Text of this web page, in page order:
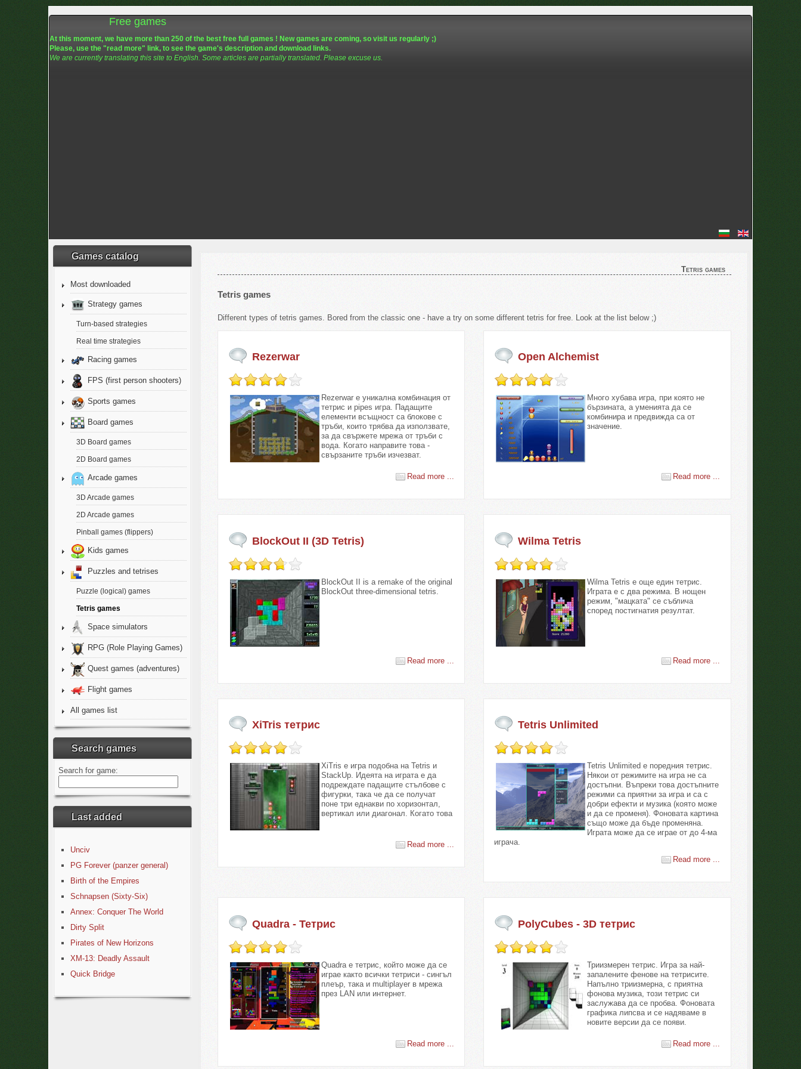
Free games
At this moment, we have more than 250 of the best free full games ! New games are coming, so visit us regularly ;)
Please, use the "read more" link, to see the game's description and download links.
We are currently translating this site to English. Some articles are partially translated. Please excuse us.
Games catalog
Most downloaded
Strategy games
Turn-based strategies
Real time strategies
Racing games
FPS (first person shooters)
Sports games
Board games
3D Board games
2D Board games
Arcade games
3D Arcade games
2D Arcade games
Pinball games (flippers)
Kids games
Puzzles and tetrises
Puzzle (logical) games
Tetris games
Space simulators
RPG (Role Playing Games)
Quest games (adventures)
Flight games
All games list
Search games
Search for game:
Last added
Unciv
PG Forever (panzer general)
Birth of the Empires
Schnapsen (Sixty-Six)
Annex: Conquer The World
Dirty Split
Pirates of New Horizons
XM-13: Deadly Assault
Quick Bridge
Tetris games
Tetris games
Different types of tetris games. Bored from the classic one - have a try on some different tetris for free. Look at the list below ;)
Rezerwar
Rezerwar е уникална комбинация от
тетрис и pipеs игра. Падащите
елементи всъщност са блокове с
тръби, които трябва да използвате,
за да свържете мрежа от тръби с
вода. Когато направите това -
свързаните тръби изчезват.
Read more ...
Open Alchemist
Много хубава игра, при която не
бързината, а уменията да се
комбинира и предвижда са от
значение.
Read more ...
BlockOut II (3D Tetris)
BlockOut II is a remake of the original
BlockOut three-dimensional tetris.
Read more ...
Wilma Tetris
Wilma Tetris е още един тетрис.
Играта е с два режима. В нощен
режим, "мацката" се съблича
според постигнатия резултат.
Read more ...
XiTris тетрис
XiTris е игра подобна на Tetris и
StackUp. Идеята на играта е да
подреждате падащите стълбове с
фигурки, така че да се получат
поне три еднакви по хоризонтал,
вертикал или диагонал. Когато това
Read more ...
Tetris Unlimited
Tetris Unlimited е поредния тетрис.
Някои от режимите на игра не са
достъпни. Въпреки това достъпните
режими са приятни за игра и са с
добри ефекти и музика (която може
и да се променя). Фоновата картина
също може да бъде променяна.
Играта може да се играе от до 4-ма
играча.
Read more ...
Quadra - Тетрис
Quadra е тетрис, който може да се
играе както всички тетриси - сингъл
плеър, така и multiplayer в мрежа
през LAN или интернет.
Read more ...
PolyCubes - 3D тетрис
Триизмерен тетрис. Игра за най-
запалените фенове на тетрисите.
Напълно триизмерна, с приятна
фонова музика, този тетрис си
заслужава да се пробва. Фоновата
графика липсва и се надяваме в
новите версии да се появи.
Read more ...